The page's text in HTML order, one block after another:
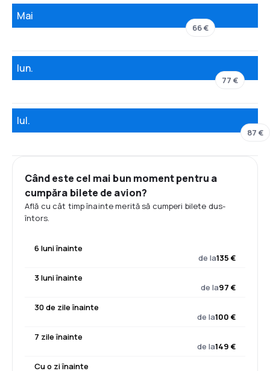
Mai
66 €
Iun.
77 €
Iul.
87 €
Când este cel mai bun moment pentru a
cumpăra bilete de avion?
Află cu cât timp înainte merită să cumperi bilete dus-
întors.
6 luni înainte
de la135 €
3 luni înainte
de la97 €
30 de zile înainte
de la100 €
7 zile înainte
de la149 €
Cu o zi înainte